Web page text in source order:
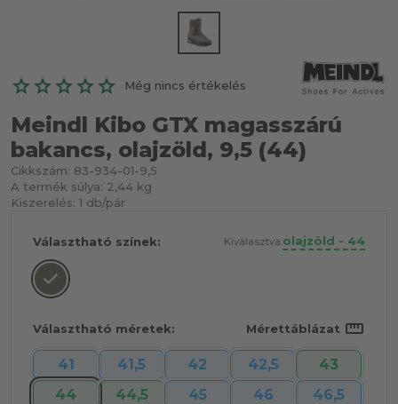
Még nincs értékelés
Meindl Kibo GTX magasszárú
bakancs, olajzöld, 9,5 (44)
Cikkszám: 83-934-01-9,5
A termék súlya: 2,44 kg
Kiszerelés: 1 db/pár
Választható színek: Kiválasztva:olajzöld - 44
Választható méretek: Mérettáblázat straighten
41 41,5 42 42,5
43
44
44,5 45 46
46,5